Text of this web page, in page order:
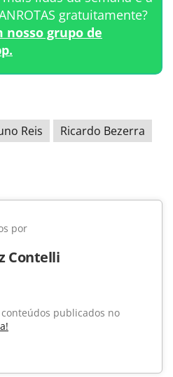
gratuitamente?
nosso grupo de
Reis
Ricardo Bezerra
por
Contelli
conteúdos publicados no